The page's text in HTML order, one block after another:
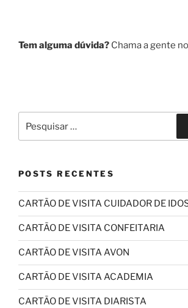
Tem alguma dúvida? Chama a gente
por:
POSTS RECENTES
CARTÃO DE VISITA CUIDADOR DE
CARTÃO DE VISITA CONFEITARIA
CARTÃO DE VISITA AVON
CARTÃO DE VISITA ACADEMIA
CARTÃO DE VISITA DIARISTA